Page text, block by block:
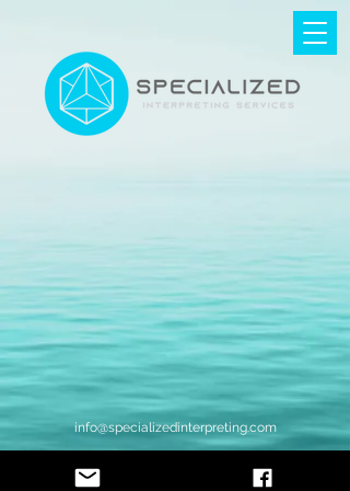
info@specializedinterpreting.com